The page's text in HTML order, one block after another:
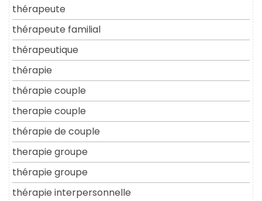
thérapeute
thérapeute familial
thérapeutique
thérapie
thérapie couple
therapie couple
thérapie de couple
therapie groupe
thérapie groupe
thérapie interpersonnelle